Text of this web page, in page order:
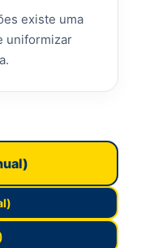
existe uma
uniformizar